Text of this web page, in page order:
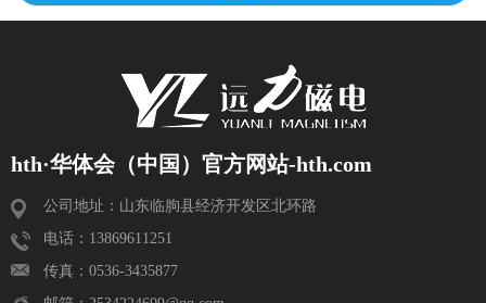
hth·华体会（中国）官方网站-hth.com
公司地址：山东临朐县经济开发区北环路
电话：13869611251
传真：0536-3435877